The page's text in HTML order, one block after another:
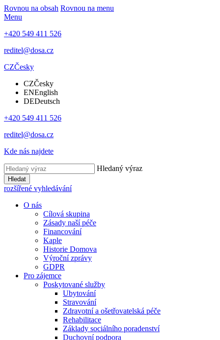
Rovnou na obsah Rovnou na menu
Menu
+420 549 411 526
reditel@dosa.cz
CZČesky
CZČesky
ENEnglish
DEDeutsch
+420 549 411 526
reditel@dosa.cz
Kde nás najdete
Hledaný výraz
Hledat
rozšířené vyhledávání
O nás
Cílová skupina
Zásady naší péče
Financování
Kaple
Historie Domova
Výroční zprávy
GDPR
Pro zájemce
Poskytované služby
Ubytování
Stravování
Zdravotní a ošetřovatelská péče
Rehabilitace
Základy sociálního poradenství
Duchovní podpora